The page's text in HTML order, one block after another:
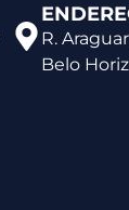
R.
Belo